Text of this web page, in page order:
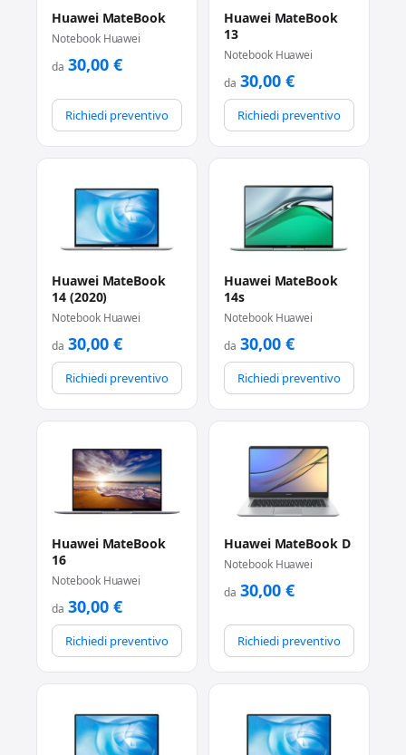
Huawei MateBook
Notebook Huawei
da 30,00 €
Richiedi preventivo
Huawei MateBook
13
Notebook Huawei
da 30,00 €
Richiedi preventivo
Huawei MateBook
14 (2020)
Notebook Huawei
da 30,00 €
Richiedi preventivo
Huawei MateBook
14s
Notebook Huawei
da 30,00 €
Richiedi preventivo
Huawei MateBook
16
Notebook Huawei
da 30,00 €
Richiedi preventivo
Huawei MateBook D
Notebook Huawei
da 30,00 €
Richiedi preventivo